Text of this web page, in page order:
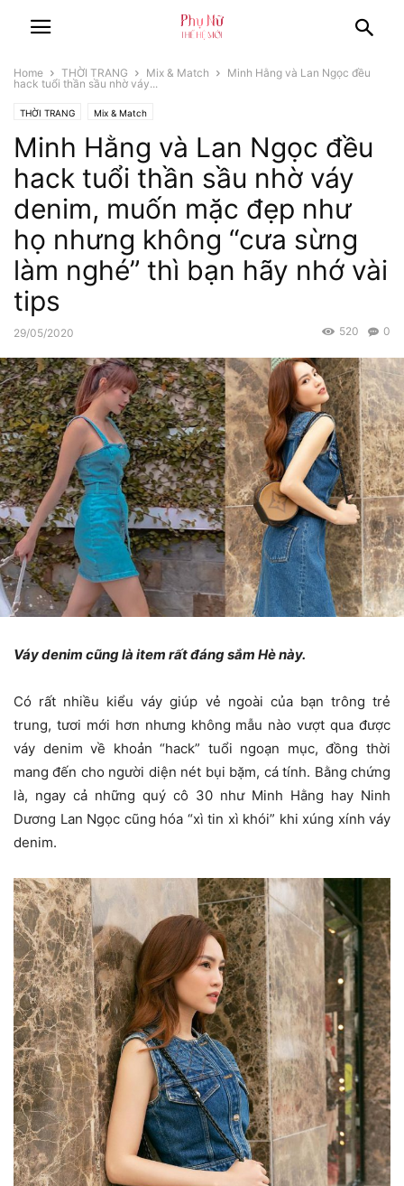
Home THỜI TRANG Mix & Match
Minh Hằng và Lan Ngọc đều
hack tuổi thần sầu nhờ váy...
THỜI TRANG Mix & Match
Minh Hằng và Lan Ngọc đều
hack tuổi thần sầu nhờ váy
denim, muốn mặc đẹp như
họ nhưng không “cưa sừng
làm nghé” thì bạn hãy nhớ vài
tips
29/05/2020 0
520
Váy denim cũng là item rất đáng sắm Hè này.
Có rất nhiều kiểu váy giúp vẻ ngoài của bạn trông trẻ
trung, tươi mới hơn nhưng không mẫu nào vượt qua được
váy denim về khoản “hack” tuổi ngoạn mục, đồng thời
mang đến cho người diện nét bụi bặm, cá tính. Bằng chứng
là, ngay cả những quý cô 30 như Minh Hằng hay Ninh
Dương Lan Ngọc cũng hóa “xì tin xì khói” khi xúng xính váy
denim.